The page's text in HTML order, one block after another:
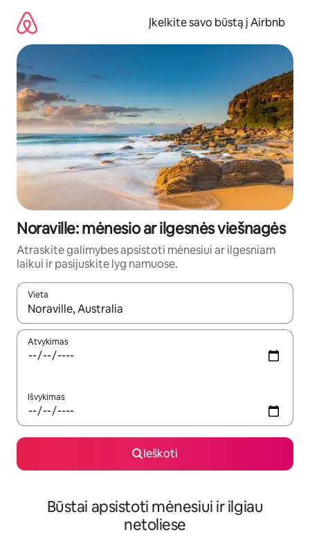
turinio
Įkelkite savo būstą į Airbnb
Noraville: mėnesio ar ilgesnės viešnagės
Atraskite galimybes apsistoti mėnesiui ar ilgesniam
laikui ir pasijuskite lyg namuose.
Vieta
Kai pasirodys paieškos rezultatai, juos naršyti galite
Atvykimas
Išvykimas
Ieškoti
Būstai apsistoti mėnesiui ir ilgiau
netoliese